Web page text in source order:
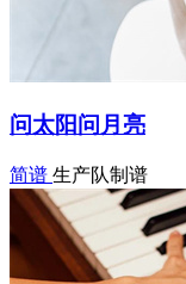
问太阳问月亮
简谱 生产队制谱